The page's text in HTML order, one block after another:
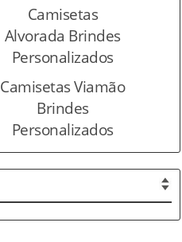
Camisetas
Alvorada Brindes
Personalizados
Camisetas Viamão
Brindes
Personalizados